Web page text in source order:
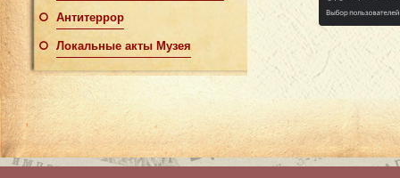
Антитеррор
Локальные акты Музея